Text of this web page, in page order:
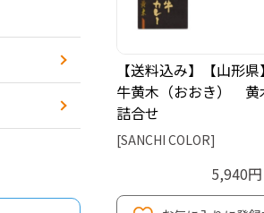
【送料込み】【山形
牛黄木（おおき） 黄
詰合せ
[SANCHI COLOR]
5,940円